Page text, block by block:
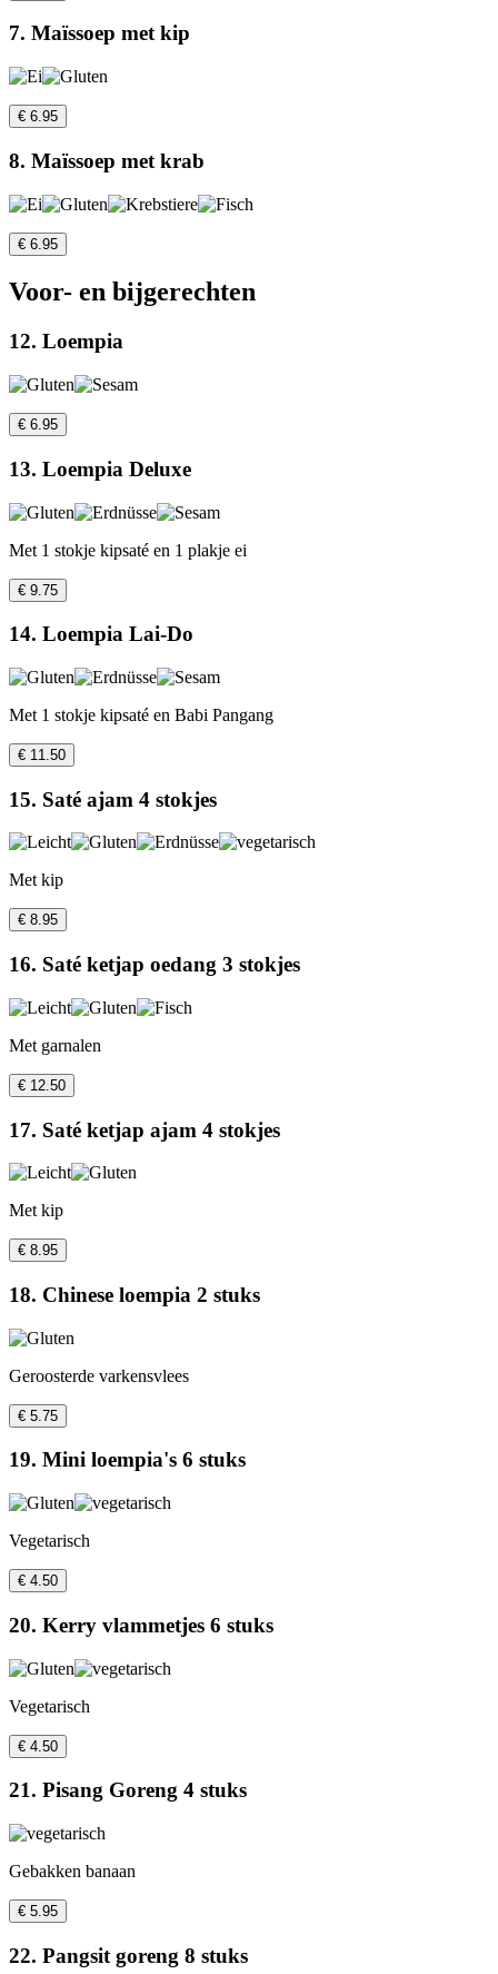
7. Maïssoep met kip
€ 6.95
8. Maïssoep met krab
€ 6.95
Voor- en bijgerechten
12. Loempia
€ 6.95
13. Loempia Deluxe
Met 1 stokje kipsaté en 1 plakje ei
€ 9.75
14. Loempia Lai-Do
Met 1 stokje kipsaté en Babi Pangang
€ 11.50
15. Saté ajam 4 stokjes
Met kip
€ 8.95
16. Saté ketjap oedang 3 stokjes
Met garnalen
€ 12.50
17. Saté ketjap ajam 4 stokjes
Met kip
€ 8.95
18. Chinese loempia 2 stuks
Geroosterde varkensvlees
€ 5.75
19. Mini loempia's 6 stuks
Vegetarisch
€ 4.50
20. Kerry vlammetjes 6 stuks
Vegetarisch
€ 4.50
21. Pisang Goreng 4 stuks
Gebakken banaan
€ 5.95
22. Pangsit goreng 8 stuks